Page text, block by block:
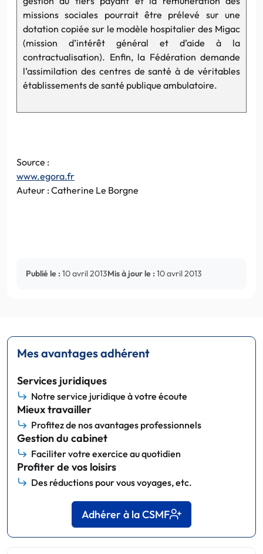
missions sociales pourrait être prélevé sur une
dotation copiée sur le modèle hospitalier des Migac
(mission d’intérêt général et d’aide à la
contractualisation). Enfin, la Fédération demande
l’assimilation des centres de santé à de véritables
établissements de santé publique ambulatoire.
Source :
www.egora.fr
Auteur : Catherine Le Borgne
Publié le : 10 avril 2013Mis à jour le : 10 avril 2013
Mes avantages adhérent
Services juridiques
Notre service juridique à votre écoute
Mieux travailler
Profitez de nos avantages professionnels
Gestion du cabinet
Faciliter votre exercice au quotidien
Profiter de vos loisirs
Des réductions pour vous voyages, etc.
Adhérer à la CSMF